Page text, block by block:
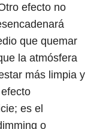
efecto no
que quemar
la atmósfera
más limpia y
es el
o